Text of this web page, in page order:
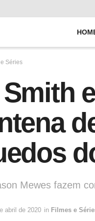
Séries
Mewes fazem
abril de 2020 in Filmes e